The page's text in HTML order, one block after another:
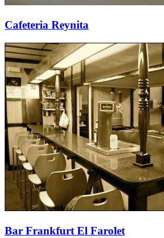
Cafeteria Reynita
Bar Frankfurt El Farolet